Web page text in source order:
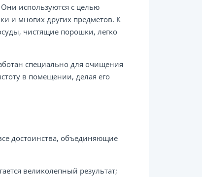
используются с целью
и многих других предметов. К
чистящие порошки, легко
специально для очищения
в помещении, делая его
достоинства, объединяющие
великолепный результат;